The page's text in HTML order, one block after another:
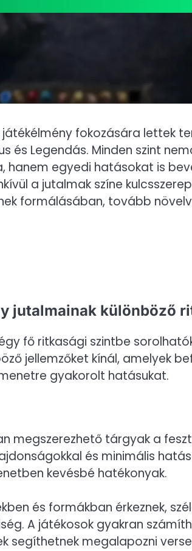
fokozására lettek
és Legendás. Minden szint
egyedi hatásokat is
a jutalmak színe
formálásában, tovább
jutalmainak különböző
fő ritkasági szintbe
jellemzőket kínál, amelyek
gyakorolt hatásukat.
megszerezhető tárgyak a
és minimális
kevésbé hatékonyak.
és formákban érkeznek,
A játékosok gyakran
segíthetnek megalapozni